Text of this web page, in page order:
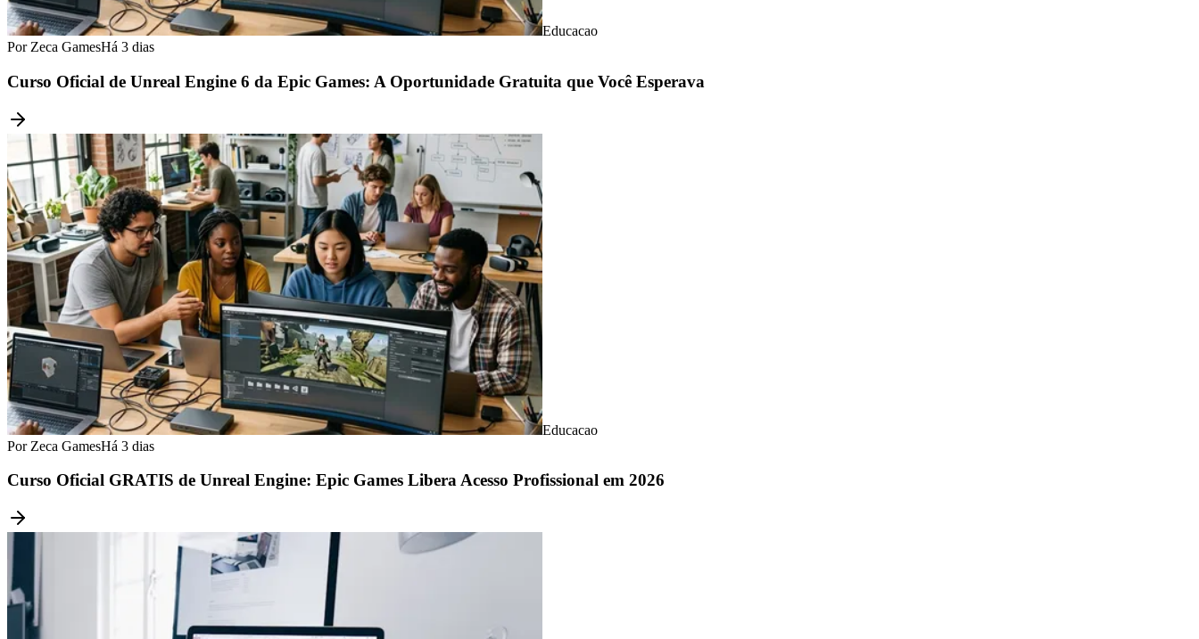
Educacao
Por Zeca GamesHá 3 dias
Curso Oficial de Unreal Engine 6 da Epic Games: A Oportunidade Gratuita que Você Esperava
Educacao
Por Zeca GamesHá 3 dias
Curso Oficial GRATIS de Unreal Engine: Epic Games Libera Acesso Profissional em 2026